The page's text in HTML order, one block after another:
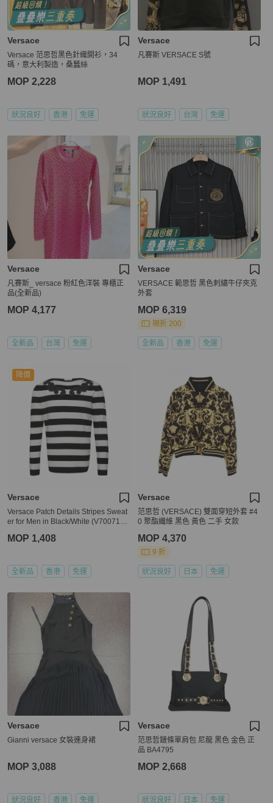
Versace
Versace 范思哲黑色針織開衫，34
碼，意大利製造，桑蠶絲
MOP 2,228
狀況良好 香港 免運
Versace
凡賽斯 VERSACE S號
MOP 1,491
狀況良好 台灣 免運
Versace
凡賽斯_ versace 粉紅色洋裝 專櫃正
品(全新品)
MOP 4,177
全新品 台灣 免運
Versace
VERSACE 範思哲 黑色刺繡牛仔夾克
外套
MOP 6,319
現折 200
全新品 香港 免運
降價
Versace
Versace Patch Details Stripes Sweat
er for Men in Black/White (V700715-
MOP 1,408
全新品 香港 免運
Versace
范思哲 (VERSACE) 雙面穿短外套 #4
0 聚酯纖維 黑色 黃色 二手 女款
MOP 4,370
9 折
狀況良好 日本 免運
Versace
Gianni versace 女裝連身裙
MOP 3,088
狀況良好 香港 免運
Versace
范思哲鏈條單肩包 尼龍 黑色 金色 正
品 BA4795
MOP 2,668
狀況良好 日本 免運